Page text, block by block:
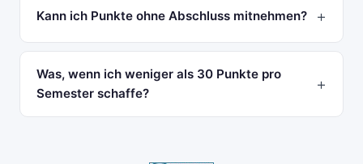
Kann ich Punkte ohne Abschluss mitnehmen?
Was, wenn ich weniger als 30 Punkte pro
Semester schaffe?